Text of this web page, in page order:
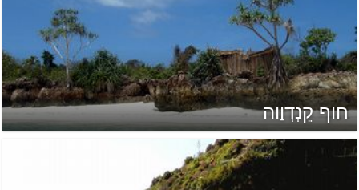
חוף קֵנְדְוַוה